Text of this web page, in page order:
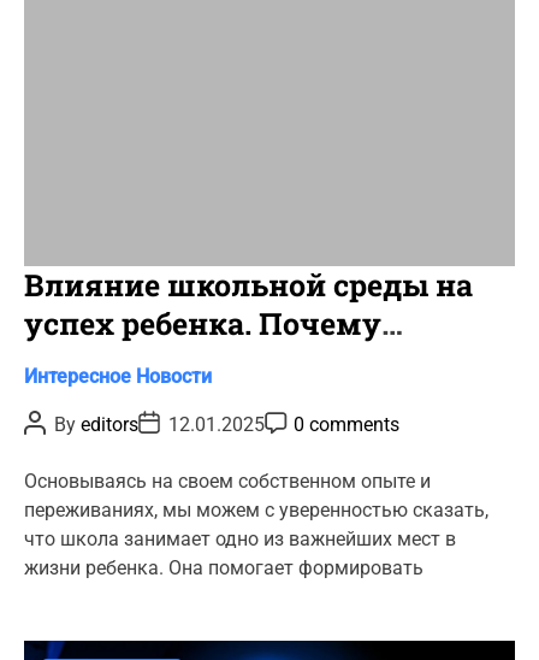
Влияние школьной среды на
успех ребенка. Почему
атмосфера в частных школах
Киева так важна?
C
t
g
o
r
i
s
Интересное Новости
P
o
t
A
u
t
h
o
By editorsP
o
t
D
a
t
e
12.01.2025P
o
t
o
m
e
0 comments
Основываясь на своем собственном опыте и
переживаниях, мы можем с уверенностью сказать,
что школа занимает одно из важнейших мест в
жизни ребенка. Она помогает формировать